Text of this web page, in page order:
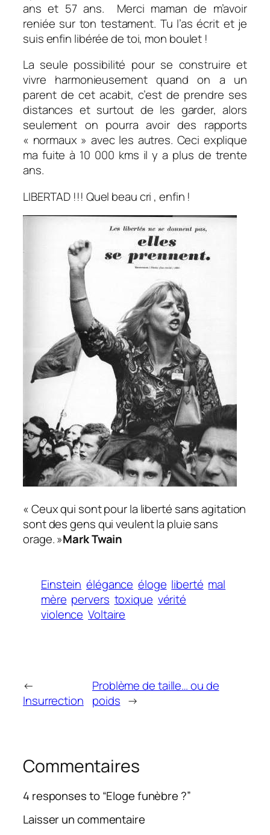
ans et 57 ans. Merci maman de m’avoir
reniée sur ton testament. Tu l’as écrit et je
suis enfin libérée de toi, mon boulet !
La seule possibilité pour se construire et
vivre harmonieusement quand on a un
parent de cet acabit, c’est de prendre ses
distances et surtout de les garder, alors
seulement on pourra avoir des rapports
« normaux » avec les autres. Ceci explique
ma fuite à 10 000 kms il y a plus de trente
ans.
LIBERTAD !!! Quel beau cri , enfin !
« Ceux qui sont pour la liberté sans agitation
sont des gens qui veulent la pluie sans
orage. »Mark Twain
Einstein élégance éloge liberté mal
mère pervers toxique vérité
violence Voltaire
←
Insurrection
Problème de taille… ou de
poids →
Commentaires
4 responses to “Eloge funèbre ?”
Laisser un commentaire